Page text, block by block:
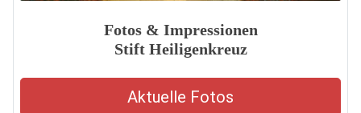
Fotos & Impressionen
Stift Heiligenkreuz
Aktuelle Fotos